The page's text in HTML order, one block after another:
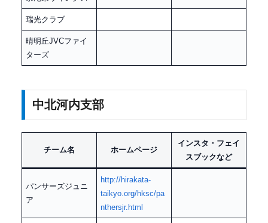
瑞光クラブ
晴明丘JVCファイ
ターズ
中北河内支部
チーム名 ホームページ
インスタ・フェイ
スブックなど
パンサーズジュニ
ア
http://hirakata-
taikyo.org/hksc/pa
nthersjr.html